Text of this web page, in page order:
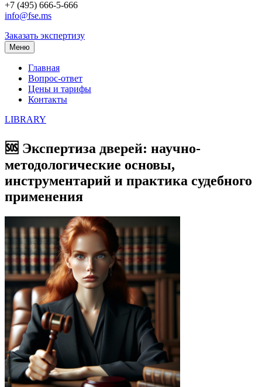
+7 (495) 666-5-666
info@fse.ms
Заказать экспертизу
Меню
Главная
Вопрос-ответ
Цены и тарифы
Контакты
LIBRARY
🆘 Экспертиза дверей: научно-
методологические основы,
инструментарий и практика судебного
применения